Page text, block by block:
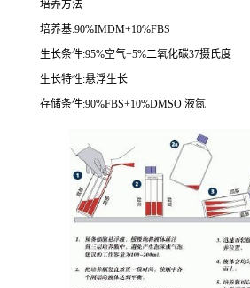
培养方法
培养基:90%IMDM+10%FBS
生长条件:95%空气+5%二氧化碳37摄氏度
生长特性:悬浮生长
存储条件:90%FBS+10%DMSO 液氮